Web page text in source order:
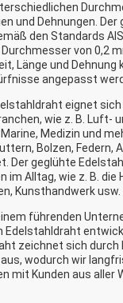
und Dehnungen. Der
den Standards
von 0,2
Länge und Dehnung
angepasst
eignet
wie z. B. Luft-
Medizin und
Bolzen, Federn,
Der geglühte
im Alltag, wie z. B. die
Kunsthandwerk usw.
führenden
Edelstahldraht
zeichnet sich durch
wodurch wir
mit Kunden aus aller